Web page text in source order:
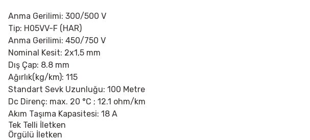
Anma Gerilimi: 300/500 V
Tip: H05VV-F (HAR)
Anma Gerilimi: 450/750 V
Nominal Kesit: 2x1,5 mm
Dış Çap: 8.8 mm
Ağırlık(kg/km): 115
Standart Sevk Uzunluğu: 100 Metre
Dc Direnç: max. 20 °C ; 12.1 ohm/km
Akım Taşıma Kapasitesi: 18 A
Tek Telli İletken
Örgülü İletken